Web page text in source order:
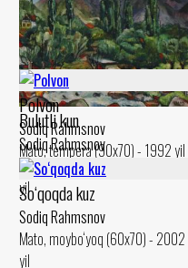
So‘qoq teraklari
Sodiq Rahmsnov
Mato, moybo‘yoq (50x60) - 2000
yil
Bulutli kun
Sodiq Rahmsnov
Mato, moybo‘yoq (50x60) - 2000
yil
Polvon
Sodiq Rahmsnov
Mato, tempera (90x70) - 1992 yil
So‘qoqda kuz
Sodiq Rahmsnov
Mato, moybo‘yoq (60x70) - 2002
yil